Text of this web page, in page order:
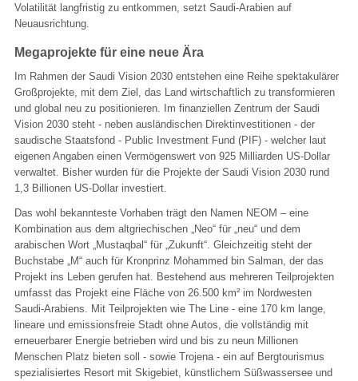
Volatilität langfristig zu entkommen, setzt Saudi-Arabien auf
Neuausrichtung.
Megaprojekte für eine neue Ära
Im Rahmen der Saudi Vision 2030 entstehen eine Reihe spektakulärer
Großprojekte, mit dem Ziel, das Land wirtschaftlich zu transformieren
und global neu zu positionieren. Im finanziellen Zentrum der Saudi
Vision 2030 steht - neben ausländischen Direktinvestitionen - der
saudische Staatsfond - Public Investment Fund (PIF) - welcher laut
eigenen Angaben einen Vermögenswert von 925 Milliarden US-Dollar
verwaltet. Bisher wurden für die Projekte der Saudi Vision 2030 rund
1,3 Billionen US-Dollar investiert.
Das wohl bekannteste Vorhaben trägt den Namen NEOM – eine
Kombination aus dem altgriechischen „Neo“ für „neu“ und dem
arabischen Wort „Mustaqbal“ für „Zukunft“. Gleichzeitig steht der
Buchstabe „M“ auch für Kronprinz Mohammed bin Salman, der das
Projekt ins Leben gerufen hat. Bestehend aus mehreren Teilprojekten
umfasst das Projekt eine Fläche von 26.500 km² im Nordwesten
Saudi-Arabiens. Mit Teilprojekten wie The Line - eine 170 km lange,
lineare und emissionsfreie Stadt ohne Autos, die vollständig mit
erneuerbarer Energie betrieben wird und bis zu neun Millionen
Menschen Platz bieten soll - sowie Trojena - ein auf Bergtourismus
spezialisiertes Resort mit Skigebiet, künstlichem Süßwassersee und